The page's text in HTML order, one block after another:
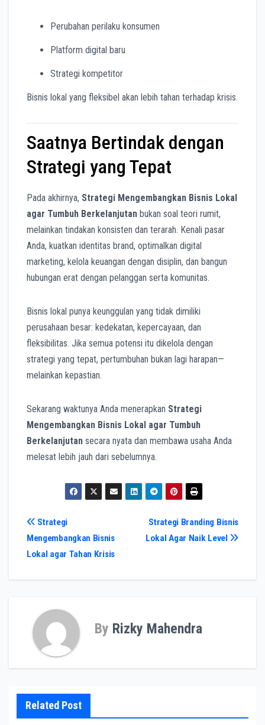
Perubahan perilaku konsumen
Platform digital baru
Strategi kompetitor
Bisnis lokal yang fleksibel akan lebih tahan terhadap krisis.
Saatnya Bertindak dengan
Strategi yang Tepat
Pada akhirnya, Strategi Mengembangkan Bisnis Lokal
agar Tumbuh Berkelanjutan bukan soal teori rumit,
melainkan tindakan konsisten dan terarah. Kenali pasar
Anda, kuatkan identitas brand, optimalkan digital
marketing, kelola keuangan dengan disiplin, dan bangun
hubungan erat dengan pelanggan serta komunitas.
Bisnis lokal punya keunggulan yang tidak dimiliki
perusahaan besar: kedekatan, kepercayaan, dan
fleksibilitas. Jika semua potensi itu dikelola dengan
strategi yang tepat, pertumbuhan bukan lagi harapan—
melainkan kepastian.
Sekarang waktunya Anda menerapkan Strategi
Mengembangkan Bisnis Lokal agar Tumbuh
Berkelanjutan secara nyata dan membawa usaha Anda
melesat lebih jauh dari sebelumnya.
Post
navigation
Strategi Branding Bisnis
Lokal Agar Naik Level
Strategi
Mengembangkan Bisnis
Lokal agar Tahan Krisis
By Rizky Mahendra
Related Post